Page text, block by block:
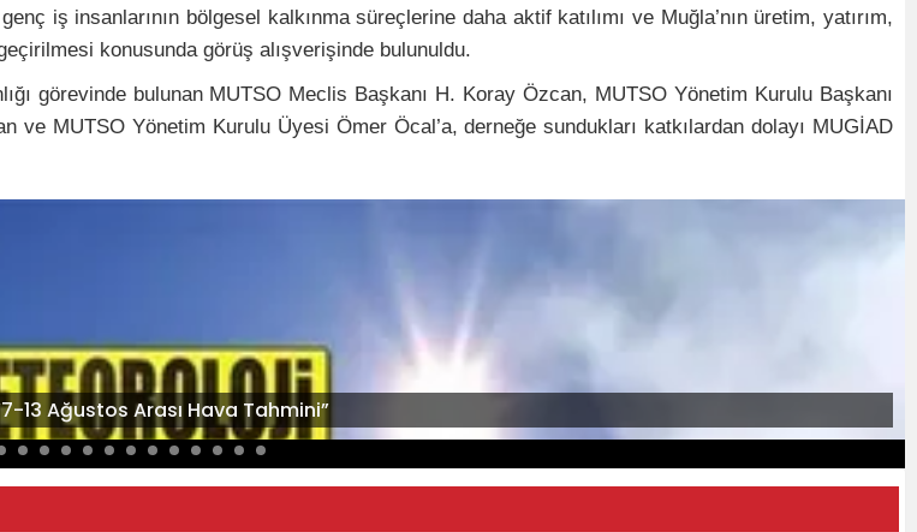
iş insanlarının bölgesel kalkınma süreçlerine daha aktif katılımı ve Muğla’nın üretim, yatırım,
konusunda görüş alışverişinde bulunuldu.
görevinde bulunan MUTSO Meclis Başkanı H. Koray Özcan, MUTSO Yönetim Kurulu Başkanı
ve MUTSO Yönetim Kurulu Üyesi Ömer Öcal’a, derneğe sundukları katkılardan dolayı MUGİAD
13 Ağustos Arası Hava Tahmini”